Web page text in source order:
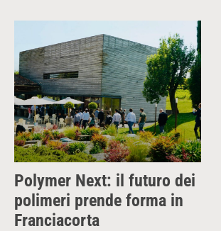
Polymer Next: il futuro dei
polimeri prende forma in
Franciacorta